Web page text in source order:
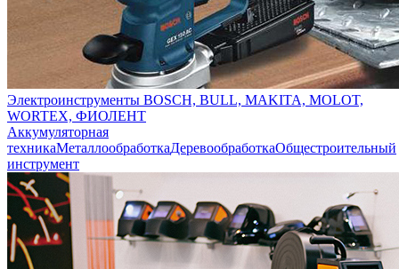
Электроинструменты BOSCH, BULL, MAKITA, MOLOT,
WORTEX, ФИОЛЕНТ
Аккумуляторная
техникаМеталлообработкаДеревообработкаОбщестроительный
инструмент